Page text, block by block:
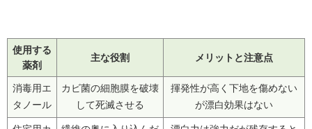
使用する
薬剤
主な役割 メリットと注意点
消毒用エ
タノール
カビ菌の細胞膜を破壊
して死滅させる
揮発性が高く下地を傷めない
が漂白効果はない